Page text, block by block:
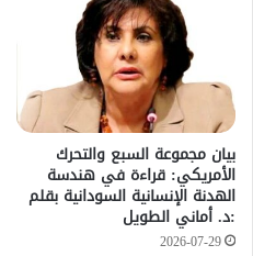
بيان مجموعة السبع والتحرك
الأمريكي: قراءة في هندسة
الهدنة الإنسانية السودانية بقلم
:د. أماني الطويل
2026-07-29